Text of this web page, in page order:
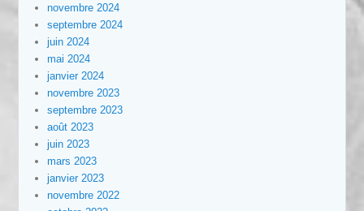
novembre 2024
septembre 2024
juin 2024
mai 2024
janvier 2024
novembre 2023
septembre 2023
août 2023
juin 2023
mars 2023
janvier 2023
novembre 2022